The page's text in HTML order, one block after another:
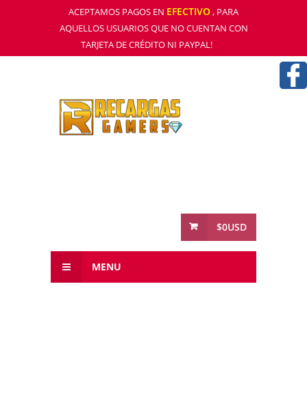
ACEPTAMOS PAGOS EN EFECTIVO, PARA
AQUELLOS USUARIOS QUE NO CUENTAN CON
TARJETA DE CRÉDITO NI PAYPAL!
$0USD
MENU